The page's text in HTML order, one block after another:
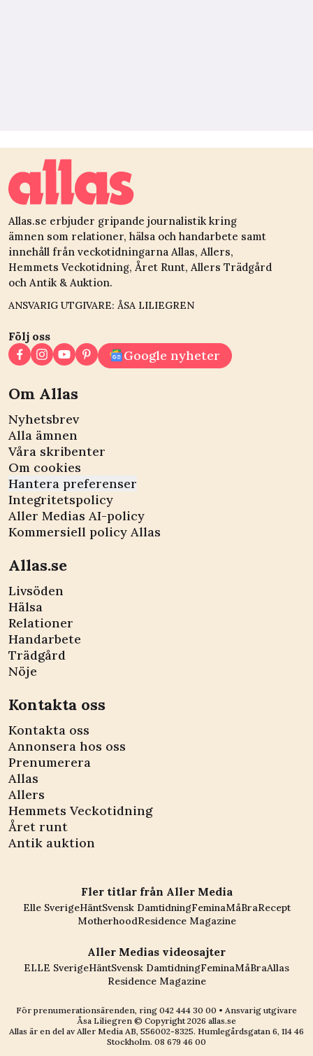
Allas.se erbjuder gripande journalistik kring
ämnen som relationer, hälsa och handarbete samt
innehåll från veckotidningarna Allas, Allers,
Hemmets Veckotidning, Året Runt, Allers Trädgård
och Antik & Auktion.
ANSVARIG UTGIVARE: ÅSA LILIEGREN
Följ oss
Google nyheter
Om Allas
Nyhetsbrev
Alla ämnen
Våra skribenter
Om cookies
Hantera preferenser
Integritetspolicy
Aller Medias AI-policy
Kommersiell policy Allas
Allas.se
Livsöden
Hälsa
Relationer
Handarbete
Trädgård
Nöje
Kontakta oss
Kontakta oss
Annonsera hos oss
Prenumerera
Allas
Allers
Hemmets Veckotidning
Året runt
Antik auktion
Fler titlar från Aller Media
Elle SverigeHäntSvensk DamtidningFeminaMåBraRecept
MotherhoodResidence Magazine
Aller Medias videosajter
ELLE SverigeHäntSvensk DamtidningFeminaMåBraAllas
Residence Magazine
För prenumerationsärenden, ring 042 444 30 00 • Ansvarig utgivare
Åsa Liliegren © Copyright2026 allas.se
Allas är en del av Aller Media AB, 556002-8325. Humlegårdsgatan 6, 114 46
Stockholm. 08 679 46 00